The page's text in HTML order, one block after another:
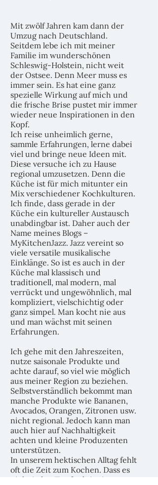
Mit zwölf Jahren kam dann der
Umzug nach Deutschland.
Seitdem lebe ich mit meiner
Familie im wunderschönen
Schleswig-Holstein, nicht weit
der Ostsee. Denn Meer muss es
immer sein. Es hat eine ganz
spezielle Wirkung auf mich und
die frische Brise pustet mir immer
wieder neue Inspirationen in den
Kopf.
Ich reise unheimlich gerne,
sammle Erfahrungen, lerne dabei
viel und bringe neue Ideen mit.
Diese versuche ich zu Hause
regional umzusetzen. Denn die
Küche ist für mich mitunter ein
Mix verschiedener Kochkulturen.
Ich finde, dass gerade in der
Küche ein kultureller Austausch
unabdingbar ist. Daher auch der
Name meines Blogs –
MyKitchenJazz. Jazz vereint so
viele versatile musikalische
Einklänge. So ist es auch in der
Küche mal klassisch und
traditionell, mal modern, mal
verrückt und ungewöhnlich, mal
kompliziert, vielschichtig oder
ganz simpel. Man kocht nie aus
und man wächst mit seinen
Erfahrungen.
Ich gehe mit den Jahreszeiten,
nutze saisonale Produkte und
achte darauf, so viel wie möglich
aus meiner Region zu beziehen.
Selbstverständlich bekommt man
manche Produkte wie Bananen,
Avocados, Orangen, Zitronen usw.
nicht regional. Jedoch kann man
auch hier auf Nachhaltigkeit
achten und kleine Produzenten
unterstützen.
In unserem hektischen Alltag fehlt
oft die Zeit zum Kochen. Dass es
nicht jeden Tag funktioniert